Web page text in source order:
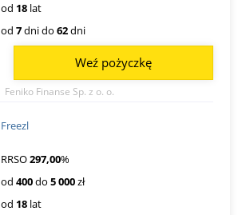
od 18 lat
od 7dni do 62dni
Feniko Finanse Sp. z o. o.
Weź pożyczkę
Freezl
RRSO297,00%
od 400do 5 000zł
od 18 lat